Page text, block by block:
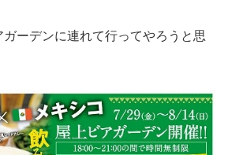
ガーデンに連れて行ってやろうと思